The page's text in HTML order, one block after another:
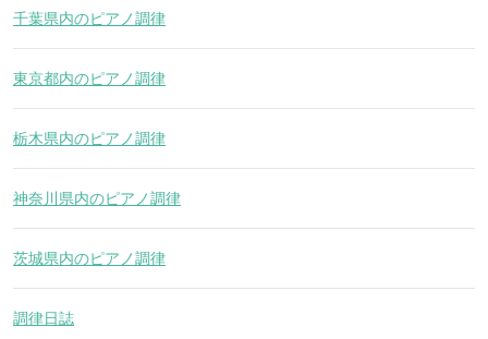
千葉県内のピアノ調律
東京都内のピアノ調律
栃木県内のピアノ調律
神奈川県内のピアノ調律
茨城県内のピアノ調律
調律日誌